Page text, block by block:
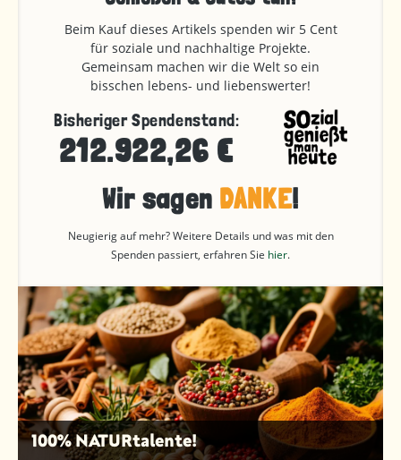
Beim Kauf dieses Artikels spenden wir 5 Cent
für soziale und nachhaltige Projekte.
Gemeinsam machen wir die Welt so ein
bisschen lebens- und liebenswerter!
Bisheriger Spendenstand:
212.922,26 €
Wir sagen DANKE!
Neugierig auf mehr? Weitere Details und was mit den
Spenden passiert, erfahren Sie hier.
100% NATURtalente!